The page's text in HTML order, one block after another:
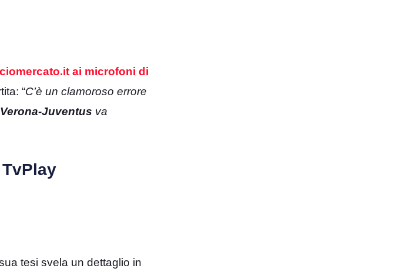
ai microfoni di
“C’è un clamoroso errore
Verona-Juventus va
tesi svela un dettaglio in